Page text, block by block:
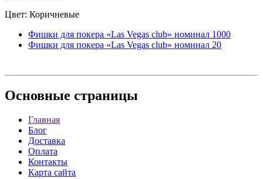
Цвет: Коричневые
Фишки для покера «Las Vegas club» номинал 1000
Фишки для покера «Las Vegas club» номинал 20
Основные страницы
Главная
Блог
Доставка
Оплата
Контакты
Карта сайта